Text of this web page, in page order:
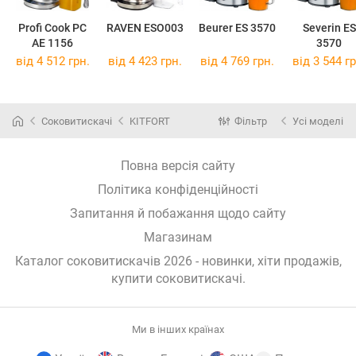
Profi Cook PC
AE 1156
RAVEN ESO003 Beurer ES 3570
Severin ES
3570
від 4 512 грн. від 4 423 грн. від 4 769 грн. від 3 544
Соковитискачі KITFORT Фільтр Усі моделі
Повна версія сайту
Політика конфіденційності
Запитання й побажання щодо сайту
Магазинам
Каталог соковитискачів 2026 - новинки, хіти продажів,
купити соковитискачі.
Ми в інших країнах